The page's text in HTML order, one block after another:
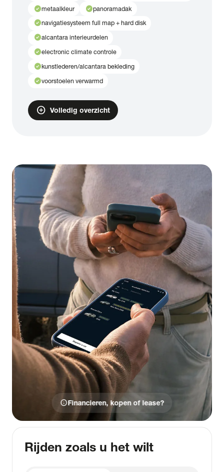
check_circlemetaalkleur check_circlepanoramadak
check_circlenavigatiesysteem full map + hard disk
check_circlealcantara interieurdelen
check_circleelectronic climate controle
check_circlekunstlederen/alcantara bekleding
check_circlevoorstoelen verwarmd
add_circle Volledig overzicht
infoFinancieren, kopen of lease?
Rijden zoals u het wilt